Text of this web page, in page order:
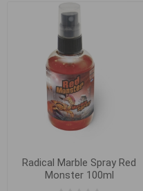
Radical Marble Spray Red
Monster 100ml